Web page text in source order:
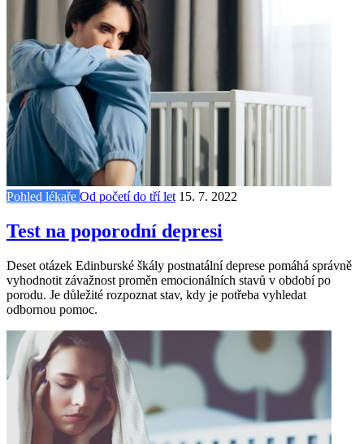
Pohled lékaře Od početí do tří let 15. 7. 2022
Test na poporodní depresi
Deset otázek Edinburské škály postnatální deprese pomáhá správně
vyhodnotit závažnost proměn emocionálních stavů v období po
porodu. Je důležité rozpoznat stav, kdy je potřeba vyhledat
odbornou pomoc.